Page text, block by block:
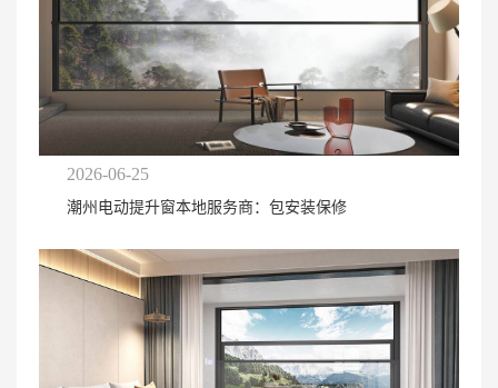
2026-06-25
潮州电动提升窗本地服务商：包安装保修